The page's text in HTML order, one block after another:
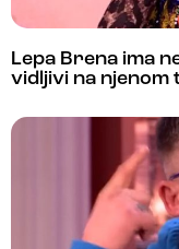
Lepa Brena ima
vidljivi na njenom